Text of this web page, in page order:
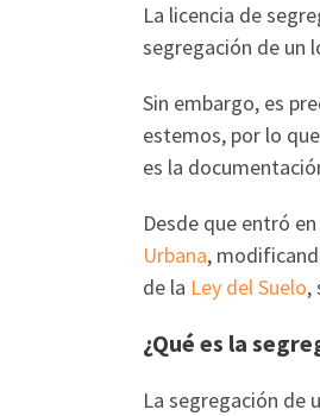
La licencia de
segregación de un
Sin embargo, es
estemos, por lo
es la
Desde que entró
Urbana,
de la Ley del Suelo,
¿Qué es la
La segregación de